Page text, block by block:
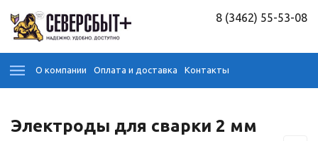
8 (3462) 55-53-08
О компании Оплата и доставка Контакты
Электроды для сварки 2 мм